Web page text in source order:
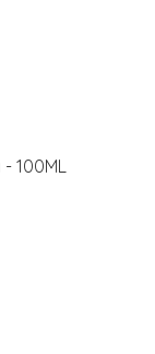
100ML